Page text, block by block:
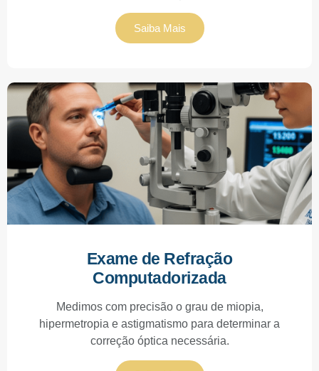
Saiba Mais
Exame de Refração
Computadorizada
Medimos com precisão o grau de miopia,
hipermetropia e astigmatismo para determinar a
correção óptica necessária.